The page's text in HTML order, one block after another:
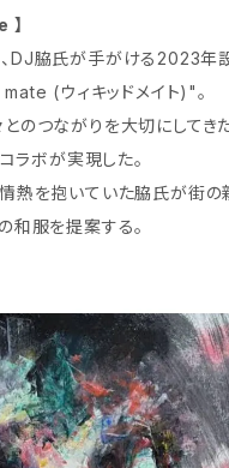
脇氏が手がける2023年
(ウィキッドメイト)"。
のつながりを大切にしてき
ラボが実現した。
熱を抱いていた脇氏が街の
和服を提案する。